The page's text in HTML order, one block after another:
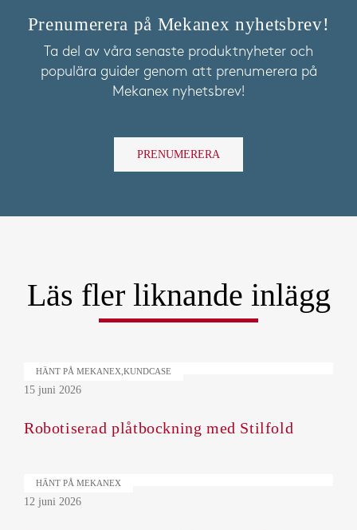
Prenumerera på Mekanex nyhetsbrev!
Ta del av våra senaste produktnyheter och
populära guider genom att prenumerera på
Mekanex nyhetsbrev!
PRENUMERERA
Läs fler liknande inlägg
HÄNT PÅ MEKANEX,KUNDCASE
15 juni 2026
Robotiserad plåtbockning med Stilfold
HÄNT PÅ MEKANEX
12 juni 2026